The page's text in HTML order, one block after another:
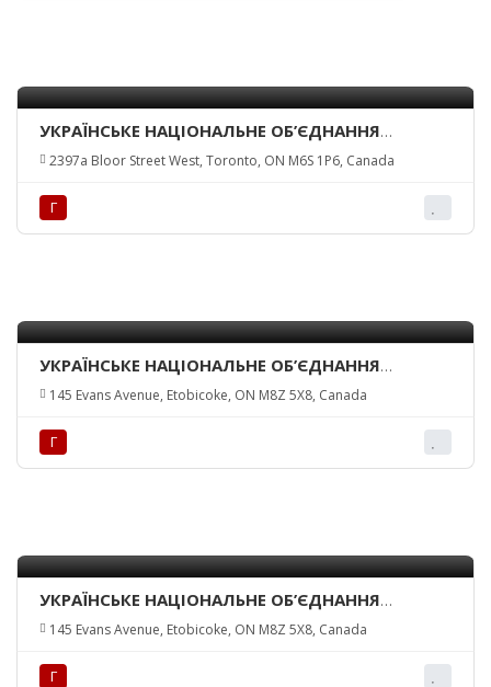
УКРАЇНСЬКЕ НАЦІОНАЛЬНЕ ОБ’ЄДНАННЯ
КАНАДИ – ТОРОНТО-ЗАХІД/ UKR. NATIONAL
FEDERATION OF CANADA INC. – TORONTO-WEST
2397a Bloor Street West, Toronto, ON M6S 1P6, Canada
Г
УКРАЇНСЬКЕ НАЦІОНАЛЬНЕ ОБ’ЄДНАННЯ
КАНАДИ – ТОРОНТО-МІСТО/ UKR. NATIONAL
FEDERATION OF CANADA INC. – TORONTO
BRANCH
145 Evans Avenue, Etobicoke, ON M8Z 5X8, Canada
Г
УКРАЇНСЬКЕ НАЦІОНАЛЬНЕ ОБ’ЄДНАННЯ
КАНАДИ – КРАЙОВА УПРАВА/ UKRAINIAN
NATIONAL FEDERATION OF CANADA INC. –
NATIONAL EXECUTIVE
145 Evans Avenue, Etobicoke, ON M8Z 5X8, Canada
Г